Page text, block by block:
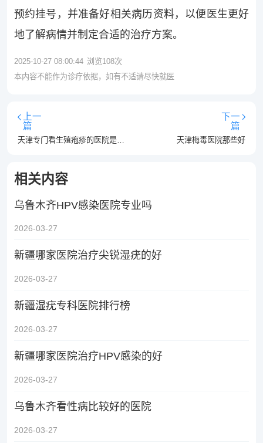
预约挂号，并准备好相关病历资料，以便医生更好
地了解病情并制定合适的治疗方案。
2025-10-27 08:00:44 浏览108次
本内容不能作为诊疗依据，如有不适请尽快就医
上一
篇
天津专门看生殖疱疹的医院是那个-天津比较好的生殖疱疹医院五大排行？
下一
篇
天津梅毒医院那些好
相关内容
乌鲁木齐HPV感染医院专业吗
2026-03-27
新疆哪家医院治疗尖锐湿疣的好
2026-03-27
新疆湿疣专科医院排行榜
2026-03-27
新疆哪家医院治疗HPV感染的好
2026-03-27
乌鲁木齐看性病比较好的医院
2026-03-27